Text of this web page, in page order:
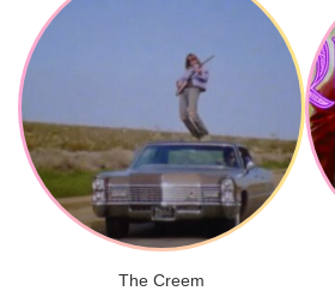
The Creem